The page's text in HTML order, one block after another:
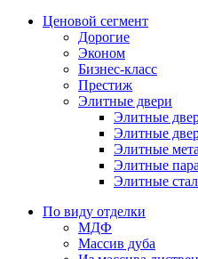
Ценовой сегмент
Дорогие
Эконом
Бизнес-класс
Престиж
Элитные двери
Элитные
Элитные
Элитные
Элитные
Элитные
По виду отделки
МДФ
Массив дуба